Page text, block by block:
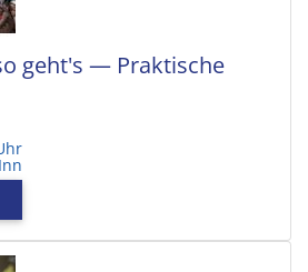
geht's — Praktische